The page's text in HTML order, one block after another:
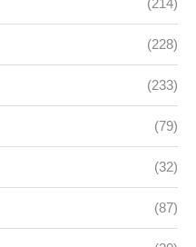
(214)
(228)
(233)
(79)
(32)
(87)